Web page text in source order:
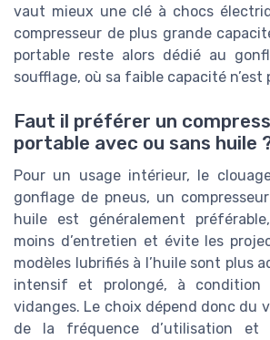
vaut mieux une clé à chocs
compresseur de plus grande
portable reste alors dédié au
soufflage, où sa faible capacité n’est
Faut il préférer un
portable avec ou sans huile
Pour un usage intérieur, le
gonflage de pneus, un
huile est généralement
moins d’entretien et évite les
modèles lubrifiés à l’huile sont plus
intensif et prolongé, à condition
vidanges. Le choix dépend donc du
de la fréquence d’utilisation et